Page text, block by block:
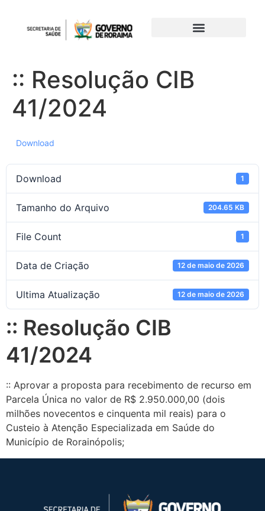
:: Resolução CIB
41/2024
Download
Download 1
Tamanho do Arquivo 204.65 KB
File Count 1
Data de Criação 12 de maio de 2026
Ultima Atualização 12 de maio de 2026
:: Resolução CIB
41/2024
:: Aprovar a proposta para recebimento de recurso em
Parcela Única no valor de R$ 2.950.000,00 (dois
milhões novecentos e cinquenta mil reais) para o
Custeio à Atenção Especializada em Saúde do
Município de Rorainópolis;